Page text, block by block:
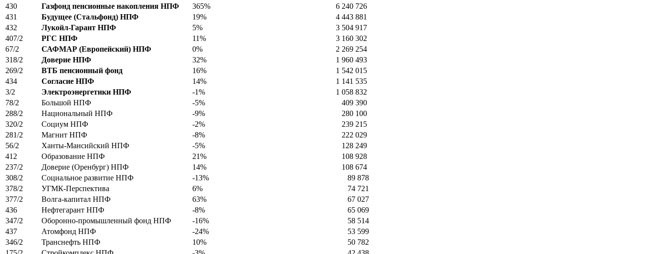
430
Газфонд пенсионные накопления НПФ 365%
6 240 726
431
Будущее (Стальфонд) НПФ 19%
4 443 881
432
Лукойл-Гарант НПФ 5%
3 504 917
407/2
РГС НПФ 11%
3 160 302
67/2
САФМАР (Европейский) НПФ 0%
2 269 254
318/2
Доверие НПФ 32%
1 960 493
269/2
ВТБ пенсионный фонд 16%
1 542 015
434
Согласие НПФ 14%
1 141 535
3/2
Электроэнергетики НПФ -1%
1 058 832
78/2
Большой НПФ -5%
409 390
288/2
Национальный НПФ -9%
280 100
320/2
Социум НПФ -2%
239 215
281/2
Магнит НПФ -8%
222 029
56/2
Ханты-Мансийский НПФ -5%
128 249
412
Образование НПФ 21%
108 928
237/2
Доверие (Оренбург) НПФ 14%
108 674
308/2
Социальное развитие НПФ -13%
89 878
378/2
УГМК-Перспектива 6%
74 721
377/2
Волга-капитал НПФ 63%
67 027
436
Нефтегарант НПФ -8%
65 069
347/2
Оборонно-промышленный фонд НПФ -16%
58 514
437
Атомфонд НПФ -24%
53 599
346/2
Транснефть НПФ 10%
50 782